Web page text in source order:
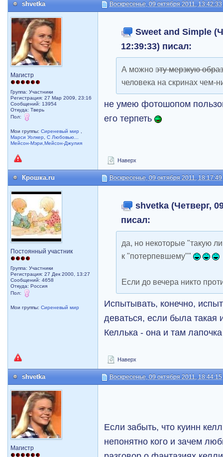
shvetka Воскресенье, 09 октября 2011, 13:42:33
Магистр
Группа: Участники
Регистрация: 27 Мар 2009, 23:16
Сообщений: 13954
Откуда: Тверь
Пол:
Мои группы:Сиреневый мир
Марси Уолкер
,С Любовью...
Мейсон-Мэри,Мейсон-Джулия
Sweet and Simple
12:39:33) писал:
А можноэту мерзкую
человека на скринах чем-
не умею фотошопом
его терпеть
Наверх
Крошка.ru Воскресенье, 09 октября 2011, 18:17:49
Постоянный участник
Группа: Участники
Регистрация: 27 Дек 2000, 13:27
Сообщений: 4658
Откуда: Россия
Пол:
Мои группы:Сиреневый мир
shvetka (Четверг,
писал:
да, но некоторые "такую
к "потерпевшему""
Если до вечера никто
Испытывать, конечно,
деваться, если была такая
Келлька - она и там
Наверх
shvetka Воскресенье, 09 октября 2011, 18:44:15
Магистр
Если забыть, что куинн
непонятно кого и зачем